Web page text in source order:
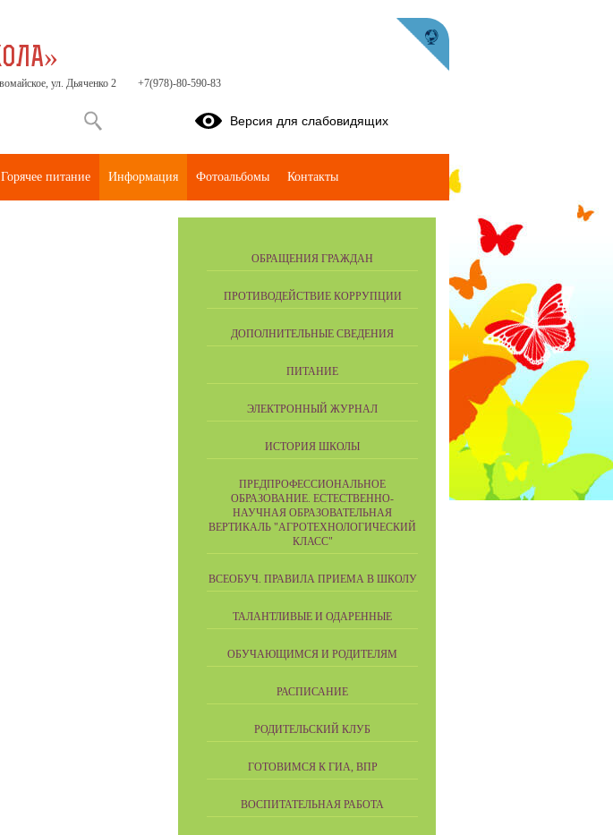
ОБРАЩЕНИЯ ГРАЖДАН
ПРОТИВОДЕЙСТВИЕ КОРРУПЦИИ
ДОПОЛНИТЕЛЬНЫЕ СВЕДЕНИЯ
ПИТАНИЕ
ЭЛЕКТРОННЫЙ ЖУРНАЛ
ИСТОРИЯ ШКОЛЫ
ПРЕДПРОФЕССИОНАЛЬНОЕ
ОБРАЗОВАНИЕ. ЕСТЕСТВЕННО-
НАУЧНАЯ ОБРАЗОВАТЕЛЬНАЯ
ВЕРТИКАЛЬ "АГРОТЕХНОЛОГИЧЕСКИЙ
КЛАСС"
ВСЕОБУЧ. ПРАВИЛА ПРИЕМА В ШКОЛУ
ТАЛАНТЛИВЫЕ И ОДАРЕННЫЕ
ОБУЧАЮЩИМСЯ И РОДИТЕЛЯМ
РАСПИСАНИЕ
РОДИТЕЛЬСКИЙ КЛУБ
ГОТОВИМСЯ К ГИА, ВПР
ВОСПИТАТЕЛЬНАЯ РАБОТА
ул. Дьяченко 2 +7(978)-80-590-83
Версия для слабовидящих
Горячее питание Информация Фотоальбомы Контакты